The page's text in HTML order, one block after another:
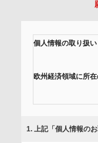
個人情報の取り扱い
欧州経済領域に所
組みを行っていま
1. 上記「個人情報の